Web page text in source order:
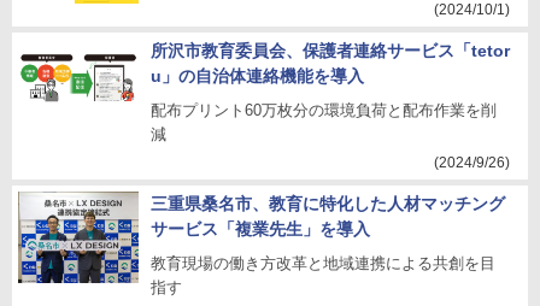
(2024/10/1)
所沢市教育委員会、保護者連絡サービス「tetor
u」の自治体連絡機能を導入
配布プリント60万枚分の環境負荷と配布作業を削
減
(2024/9/26)
三重県桑名市、教育に特化した人材マッチング
サービス「複業先生」を導入
教育現場の働き方改革と地域連携による共創を目
指す